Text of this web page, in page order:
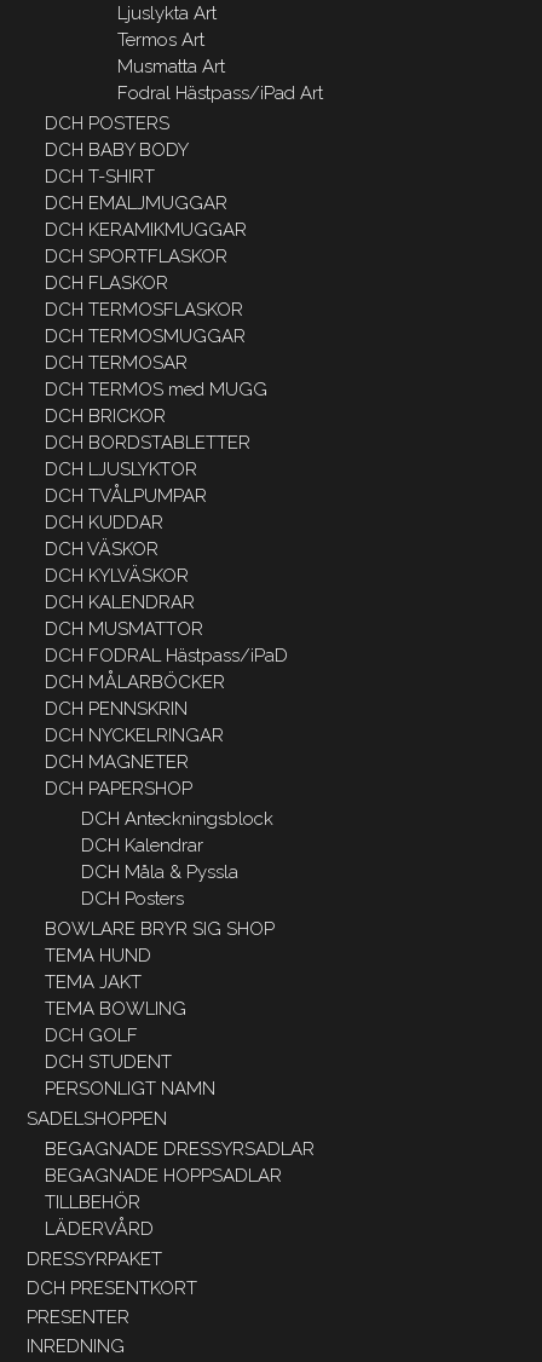
Ljuslykta Art
Termos Art
Musmatta Art
Fodral Hästpass/iPad Art
DCH POSTERS
DCH BABY BODY
DCH T-SHIRT
DCH EMALJMUGGAR
DCH KERAMIKMUGGAR
DCH SPORTFLASKOR
DCH FLASKOR
DCH TERMOSFLASKOR
DCH TERMOSMUGGAR
DCH TERMOSAR
DCH TERMOS med MUGG
DCH BRICKOR
DCH BORDSTABLETTER
DCH LJUSLYKTOR
DCH TVÅLPUMPAR
DCH KUDDAR
DCH VÄSKOR
DCH KYLVÄSKOR
DCH KALENDRAR
DCH MUSMATTOR
DCH FODRAL Hästpass/iPaD
DCH MÅLARBÖCKER
DCH PENNSKRIN
DCH NYCKELRINGAR
DCH MAGNETER
DCH PAPERSHOP
DCH Anteckningsblock
DCH Kalendrar
DCH Måla & Pyssla
DCH Posters
BOWLARE BRYR SIG SHOP
TEMA HUND
TEMA JAKT
TEMA BOWLING
DCH GOLF
DCH STUDENT
PERSONLIGT NAMN
SADELSHOPPEN
BEGAGNADE DRESSYRSADLAR
BEGAGNADE HOPPSADLAR
TILLBEHÖR
LÄDERVÅRD
DRESSYRPAKET
DCH PRESENTKORT
PRESENTER
INREDNING